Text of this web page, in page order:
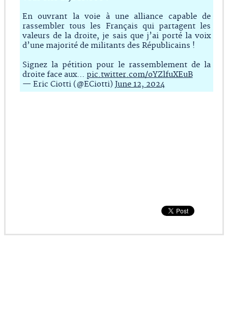
En ouvrant la voie à une alliance capable de
rassembler tous les Français qui partagent les
valeurs de la droite, je sais que j’ai porté la voix
d’une majorité de militants des Républicains !
Signez la pétition pour le rassemblement de la
droite face aux… pic.twitter.com/oYZlfuXEuB
— Eric Ciotti (@ECiotti) June 12, 2024